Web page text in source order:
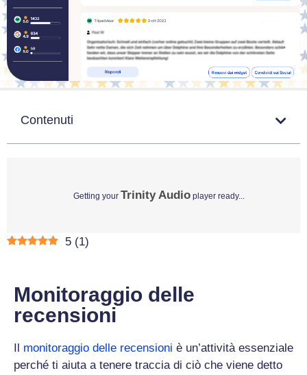
Contenuti
Getting your Trinity Audio player ready...
5 (1)
Monitoraggio delle
recensioni
monitoraggio delle recensioni è un’attività essenziale
perché ti aiuta a tenere traccia di ciò che viene detto